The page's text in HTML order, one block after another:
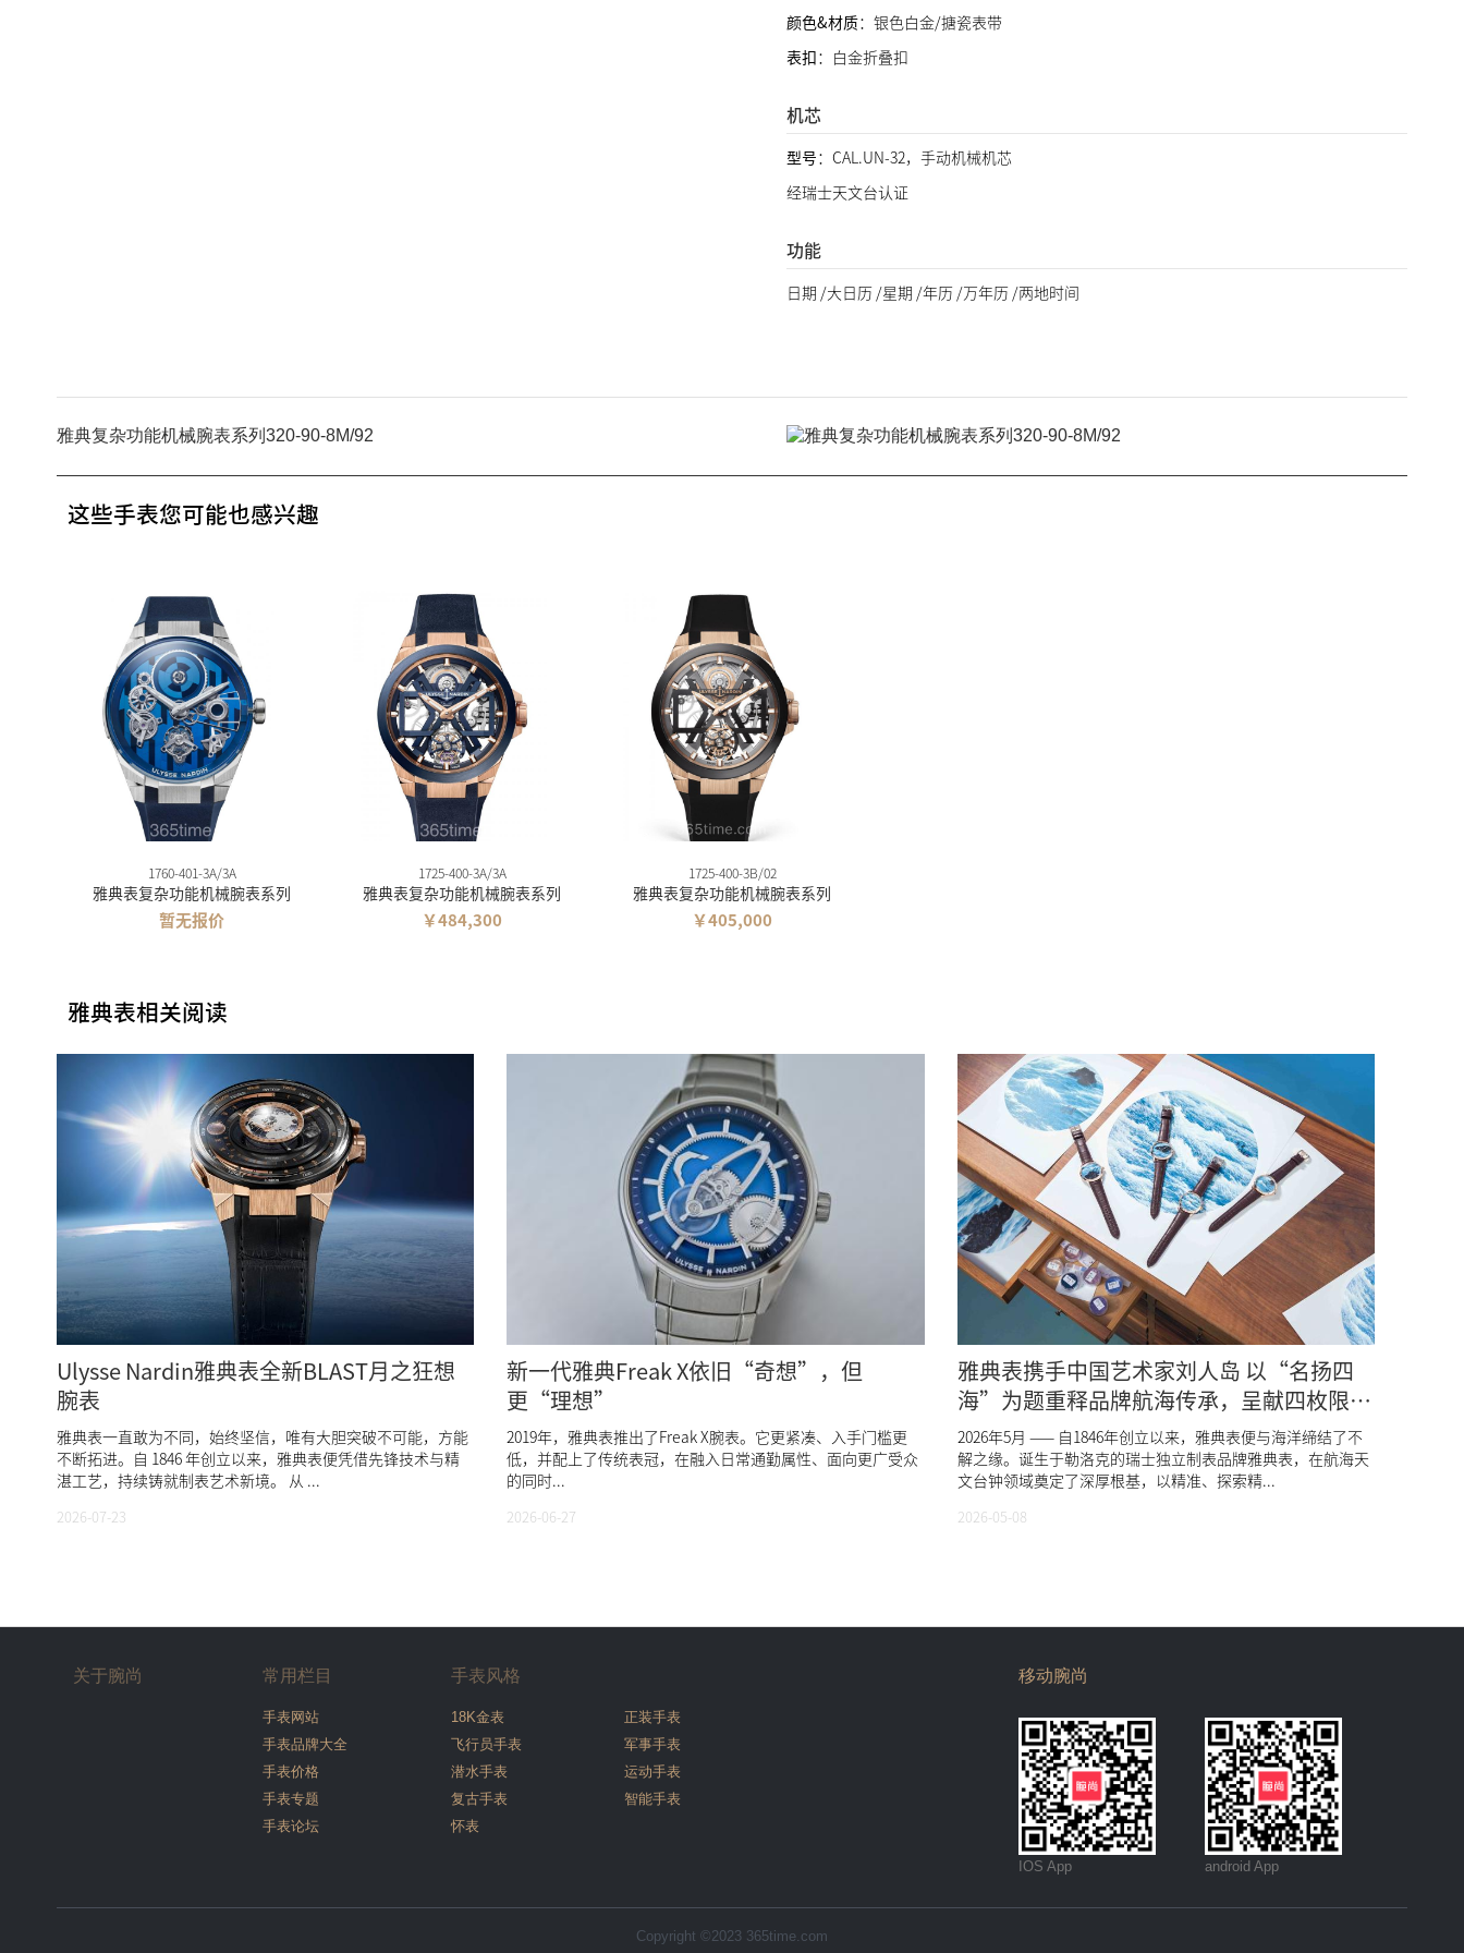
颜色&材质：银色白金/搪瓷表带
表扣：白金折叠扣
机芯
型号：CAL.UN-32，手动机械机芯
经瑞士天文台认证
功能
日期 /大日历 /星期 /年历 /万年历 /两地时间
雅典复杂功能机械腕表系列320-90-8M/92
这些手表您可能也感兴趣
1760-401-3A/3A
雅典表复杂功能机械腕表系列
暂无报价
1725-400-3A/3A
雅典表复杂功能机械腕表系列
￥484,300
1725-400-3B/02
雅典表复杂功能机械腕表系列
￥405,000
雅典表相关阅读
Ulysse Nardin雅典表全新BLAST月之狂想
腕表
雅典表一直敢为不同，始终坚信，唯有大胆突破不可能，方能
不断拓进。自 1846 年创立以来，雅典表便凭借先锋技术与精
湛工艺，持续铸就制表艺术新境。 从 ...
2026-07-23
新一代雅典Freak X依旧“奇想”，但
更“理想”
2019年，雅典表推出了Freak X腕表。它更紧凑、入手门槛更
低，并配上了传统表冠，在融入日常通勤属性、面向更广受众
的同时...
2026-06-27
雅典表携手中国艺术家刘人岛 以“名扬四
海”为题重释品牌航海传承，呈献四枚限量
微绘腕表
2026年5月 —— 自1846年创立以来，雅典表便与海洋缔结了不
解之缘。诞生于勒洛克的瑞士独立制表品牌雅典表，在航海天
文台钟领域奠定了深厚根基，以精准、探索精...
2026-05-08
关于腕尚 常用栏目
手表网站
手表品牌大全
手表价格
手表专题
手表论坛
手表风格
18K金表
正装手表
飞行员手表
军事手表
潜水手表
运动手表
复古手表
智能手表
怀表
移动腕尚
IOS App android App
Copyright ©2023 365time.com